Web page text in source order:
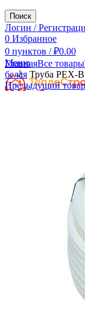
Поиск
Логин /
0 Избранное
0 пунктов / ₽0.00
Меню
Увеличить
ГлавнаяВсе товары
белая Труба PEX-
Предыдущий товар